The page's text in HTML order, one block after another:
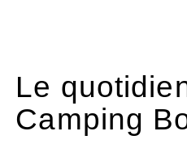
L'espace
Les
Le
Camping